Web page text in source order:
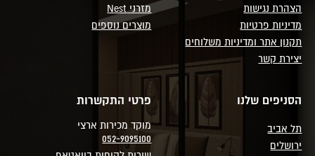
הצהרת נגישות
מדיניות פרטיות
תקנון אתר ומדיניות משלוחים
יצירת קשר
מזרני Nest
מוצרים נוספים
הסניפים שלנו
תל אביב
ירושלים
פרטי התקשרות
מוקד מכירות ארצי
052-9095100